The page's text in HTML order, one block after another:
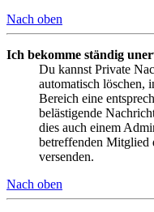
Nach oben
Ich bekomme ständig
Du kannst Private
automatisch löschen,
Bereich eine
belästigende
dies auch einem
betreffenden Mitglied
versenden.
Nach oben